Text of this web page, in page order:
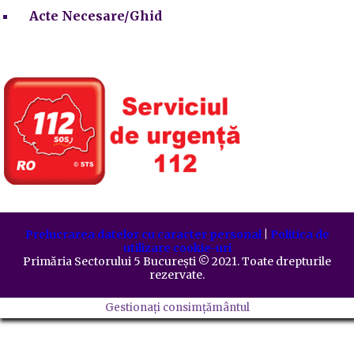
Acte Necesare/Ghid
Prelucrarea datelor cu caracter personal| Politica de
utilizare cookie-uri
Primăria Sectorului 5 București ©️ 2021. Toate drepturile
rezervate.
Gestionați consimțământul